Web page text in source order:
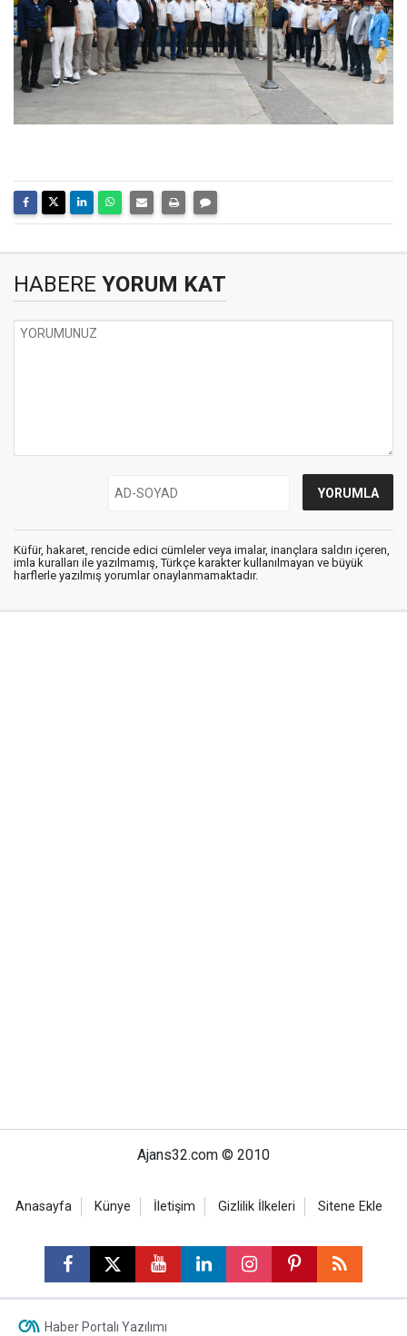
HABERE YORUM KAT
Küfür, hakaret, rencide edici cümleler veya imalar, inançlara saldırı içeren,
imla kuralları ile yazılmamış, Türkçe karakter kullanılmayan ve büyük
harflerle yazılmış yorumlar onaylanmamaktadır.
Ajans32.com © 2010
Anasayfa Künye İletişim Gizlilik İlkeleri Sitene Ekle
Haber Portalı Yazılımı